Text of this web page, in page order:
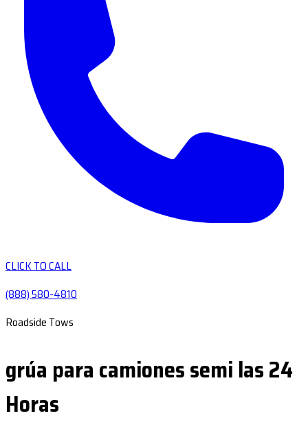
CLICK TO CALL
(888) 580-4810
Roadside Tows
grúa para camiones semi las 24
Horas